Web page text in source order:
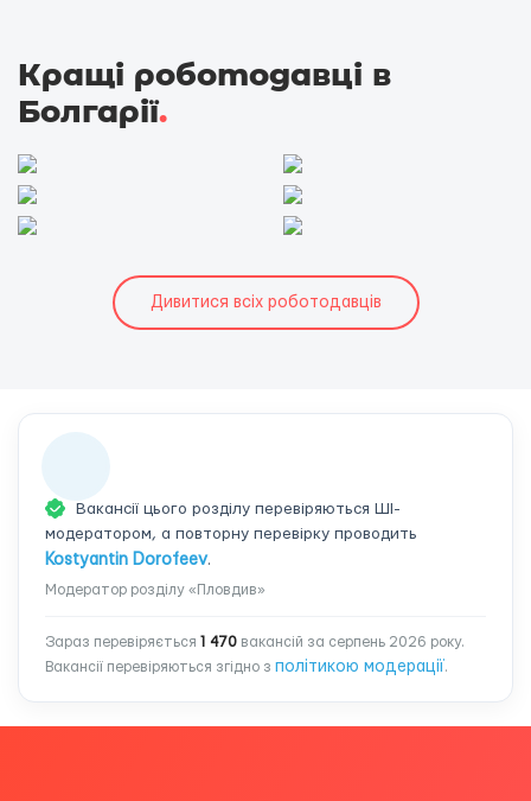
Кращі роботодавці в
Болгарії.
Дивитися всіх роботодавців
Вакансії цього розділу перевіряються ШІ-
модератором, а повторну перевірку проводить
Kostyantin Dorofeev.
Модератор розділу «Пловдив»
Зараз перевіряється 1 470 вакансій за серпень 2026 року.
Вакансії перевіряються згідно з політикою модерації.